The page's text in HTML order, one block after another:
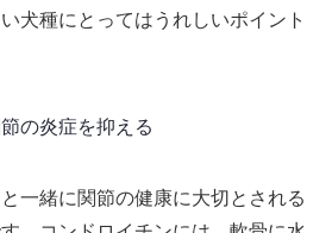
犬種にとってはうれしいポイント
の炎症を抑える
一緒に関節の健康に大切とされる